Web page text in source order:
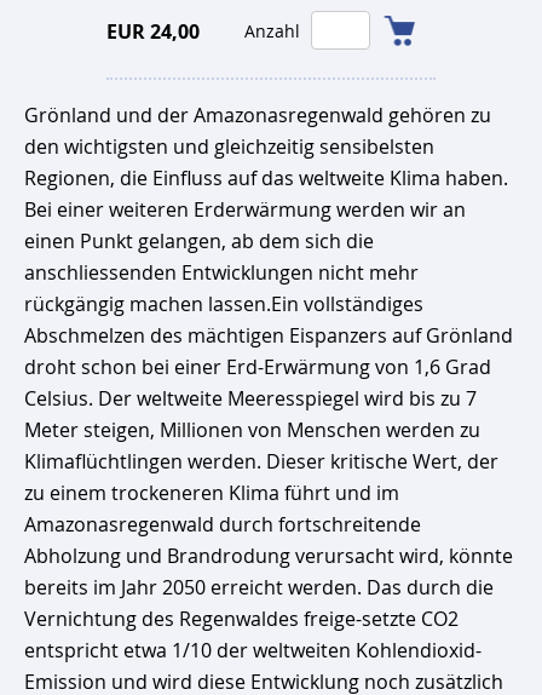
EUR 24,00 Anzahl
Grönland und der Amazonasregenwald gehören zu
den wichtigsten und gleichzeitig sensibelsten
Regionen, die Einfluss auf das weltweite Klima haben.
Bei einer weiteren Erderwärmung werden wir an
einen Punkt gelangen, ab dem sich die
anschliessenden Entwicklungen nicht mehr
rückgängig machen lassen.Ein vollständiges
Abschmelzen des mächtigen Eispanzers auf Grönland
droht schon bei einer Erd-Erwärmung von 1,6 Grad
Celsius. Der weltweite Meeresspiegel wird bis zu 7
Meter steigen, Millionen von Menschen werden zu
Klimaflüchtlingen werden. Dieser kritische Wert, der
zu einem trockeneren Klima führt und im
Amazonasregenwald durch fortschreitende
Abholzung und Brandrodung verursacht wird, könnte
bereits im Jahr 2050 erreicht werden. Das durch die
Vernichtung des Regenwaldes freige-setzte CO2
entspricht etwa 1/10 der weltweiten Kohlendioxid-
Emission und wird diese Entwicklung noch zusätzlich